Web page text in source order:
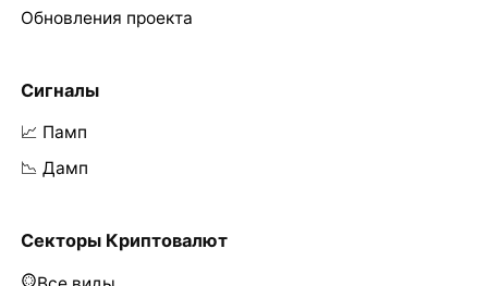
Обновления проекта
Сигналы
📈 Памп
📉 Дамп
Секторы Криптовалют